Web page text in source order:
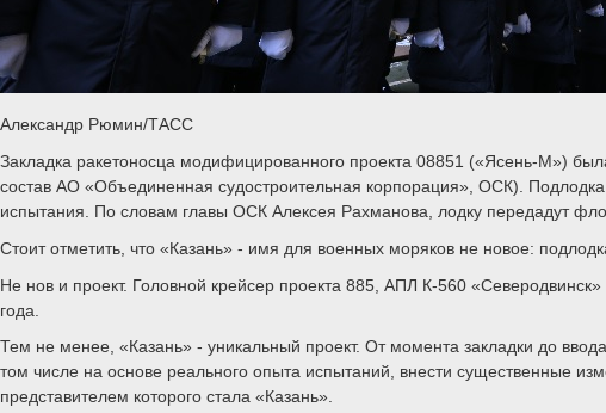
Александр Рюмин/ТАСС
Закладка ракетоносца модифицированного проекта 08851 («Ясень-М»)
состав АО «Объединенная судостроительная корпорация», ОСК).
испытания. По словам главы ОСК Алексея Рахманова, лодку передадут
Стоит отметить, что «Казань» - имя для военных моряков не новое:
Не нов и проект. Головной крейсер проекта 885, АПЛ К-560
года.
Тем не менее, «Казань» - уникальный проект. От момента закладки до
том числе на основе реального опыта испытаний, внести существенные
представителем которого стала «Казань».